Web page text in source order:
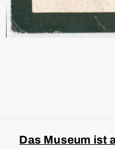
Das Museum ist